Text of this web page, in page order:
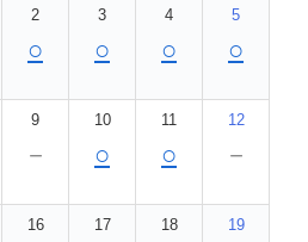
2
○
3
○
4
○
5
○
9
－
10
○
11
○
12
－
16 17 18 19